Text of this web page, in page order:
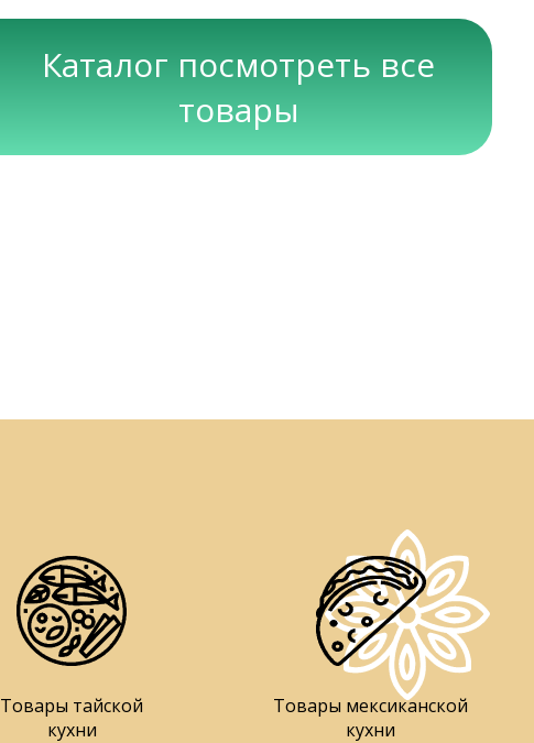
Каталог посмотреть все
товары
Товары тайской
кухни
Товары мексиканской
кухни